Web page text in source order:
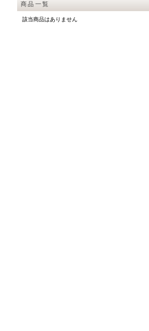
商品一覧
該当商品はありません